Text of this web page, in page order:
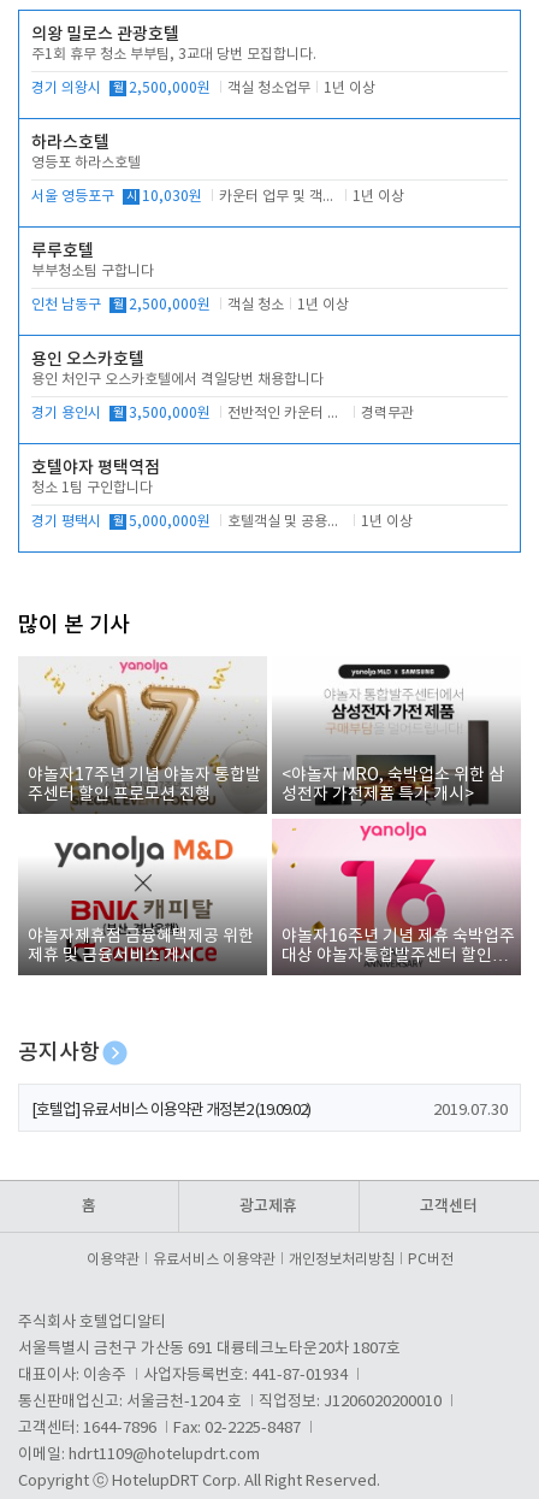
의왕 밀로스 관광호텔
주1회 휴무 청소 부부팀, 3교대 당번 모집합니다.
경기 의왕시 월 2,500,000원 객실 청소업무 1년 이상
하라스호텔
영등포 하라스호텔
서울 영등포구 시 10,030원 카운터 업무 및 객실관리(청소상태 확인, 객실판매) 1년 이상
루루호텔
부부청소팀 구합니다
인천 남동구 월 2,500,000원 객실 청소 1년 이상
용인 오스카호텔
용인 처인구 오스카호텔에서 격일당번 채용합니다
경기 용인시 월 3,500,000원 전반적인 카운터 업무 경력무관
호텔야자 평택역점
청소 1팀 구인합니다
경기 평택시 월 5,000,000원 호텔객실 및 공용시설 청소 관리 1년 이상
많이 본 기사
야놀자17주년 기념 야놀자 통합발
주센터 할인 프로모션 진행
<야놀자 MRO, 숙박업소 위한 삼
성전자 가전제품 특가 개시>
야놀자제휴점 금융혜택제공 위한
제휴 및 금융서비스 게시
야놀자16주년 기념 제휴 숙박업주
대상 야놀자통합발주센터 할인쿠
폰 증정
공지사항
[호텔업] 개인정보 처리방침 개정본1 (19.09.02)
[호텔업] 유료서비스 이용약관 개정본2 (19.09.02) 2019.07.30
홈 광고제휴 고객센터
이용약관 유료서비스 이용약관 개인정보처리방침 PC버전
주식회사 호텔업디알티
서울특별시 금천구 가산동 691 대륭테크노타운20차 1807호
대표이사: 이송주
사업자등록번호: 441-87-01934
통신판매업신고: 서울금천-1204 호
직업정보: J1206020200010
고객센터: 1644-7896
Fax: 02-2225-8487
이메일: hdrt1109@hotelupdrt.com
Copyright ⓒ HotelupDRT Corp. All Right Reserved.